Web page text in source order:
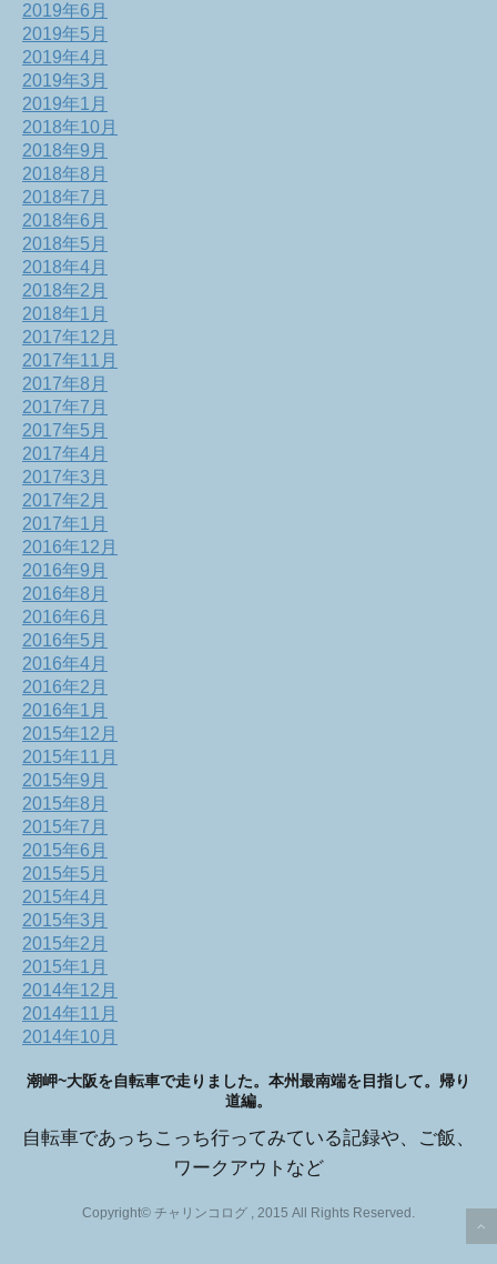
2019年6月
2019年5月
2019年4月
2019年3月
2019年1月
2018年10月
2018年9月
2018年8月
2018年7月
2018年6月
2018年5月
2018年4月
2018年2月
2018年1月
2017年12月
2017年11月
2017年8月
2017年7月
2017年5月
2017年4月
2017年3月
2017年2月
2017年1月
2016年12月
2016年9月
2016年8月
2016年6月
2016年5月
2016年4月
2016年2月
2016年1月
2015年12月
2015年11月
2015年9月
2015年8月
2015年7月
2015年6月
2015年5月
2015年4月
2015年3月
2015年2月
2015年1月
2014年12月
2014年11月
2014年10月
潮岬~大阪を自転車で走りました。本州最南端を目指して。帰り
道編。
自転車であっちこっち行ってみている記録や、ご飯、
ワークアウトなど
Copyright© チャリンコログ , 2015 All Rights Reserved.